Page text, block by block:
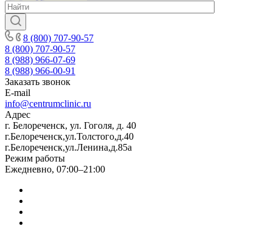
8 (800) 707-90-57
8 (800) 707-90-57
8 (988) 966-07-69
8 (988) 966-00-91
Заказать звонок
E-mail
info@centrumclinic.ru
Адрес
г. Белореченск, ул. Гоголя, д. 40
г.Белореченск,ул.Толстого,д.40
г.Белореченск,ул.Ленина,д.85а
Режим работы
Ежедневно, 07:00–21:00